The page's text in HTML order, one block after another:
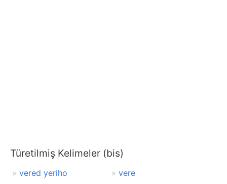
Türetilmiş Kelimeler (bis)
vered yeriho
vere